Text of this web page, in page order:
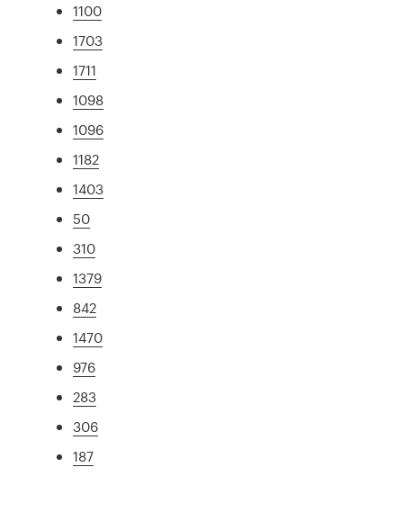
1100
1703
1711
1098
1096
1182
1403
50
310
1379
842
1470
976
283
306
187